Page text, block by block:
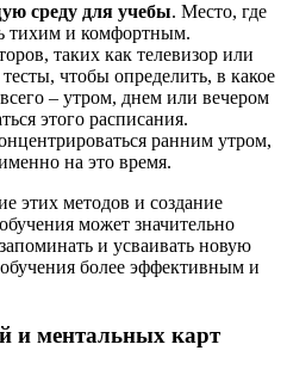
среду для учебы. Место, где
тихим и комфортным.
таких как телевизор или
чтобы определить, в какое
– утром, днем или вечером
этого расписания.
ранним утром,
на это время.
этих методов и создание
может значительно
и усваивать новую
более эффективным и
и ментальных карт